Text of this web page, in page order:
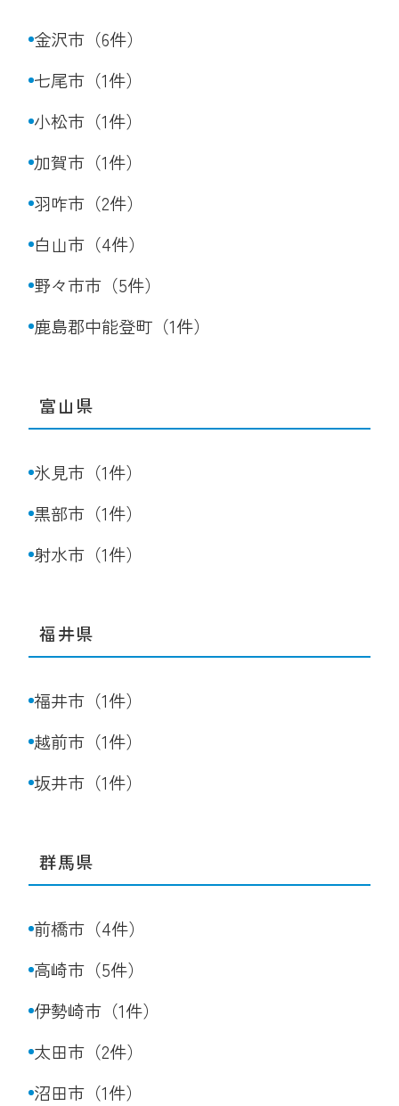
金沢市（6件）
七尾市（1件）
小松市（1件）
加賀市（1件）
羽咋市（2件）
白山市（4件）
野々市市（5件）
鹿島郡中能登町（1件）
富山県
氷見市（1件）
黒部市（1件）
射水市（1件）
福井県
福井市（1件）
越前市（1件）
坂井市（1件）
群馬県
前橋市（4件）
高崎市（5件）
伊勢崎市（1件）
太田市（2件）
沼田市（1件）